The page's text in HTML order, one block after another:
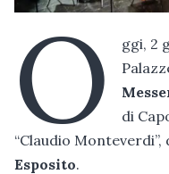
O
ggi, 2
di
“Claudio
Esposito.